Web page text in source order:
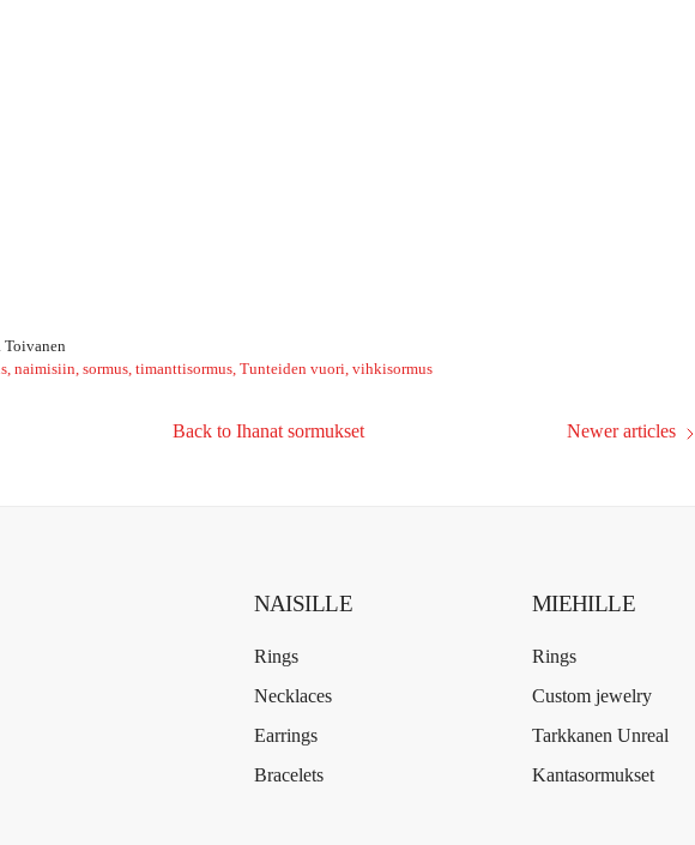
Toivanen
naimisiin sormus timanttisormus Tunteiden vuori vihkisormus
Back to Ihanat sormukset Newer articles
NAISILLE
Rings
Necklaces
Earrings
Bracelets
MIEHILLE
Rings
Custom jewelry
Tarkkanen Unreal
Kantasormukset